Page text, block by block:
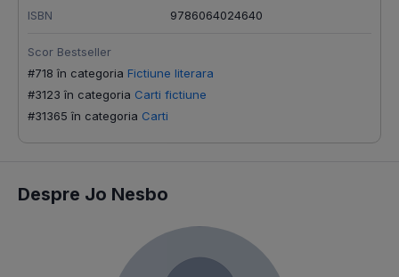
ISBN 9786064024640
Scor Bestseller
#718 în categoria Fictiune literara
#3123 în categoria Carti fictiune
#31365 în categoria Carti
Despre Jo Nesbo